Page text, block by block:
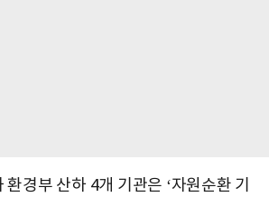
경부 산하 4개 기관은 ‘자원순환 기